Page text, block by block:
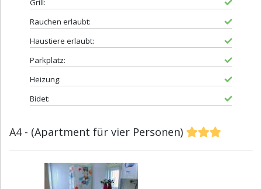
Grill:
Rauchen erlaubt:
Haustiere erlaubt:
Parkplatz:
Heizung:
Bidet:
A4 - (Apartment für vier Personen)